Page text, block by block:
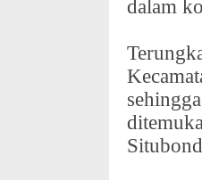
dalam